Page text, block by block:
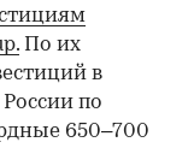
По их
в
по
650–700